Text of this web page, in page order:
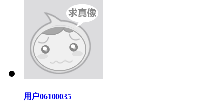
用户06100035